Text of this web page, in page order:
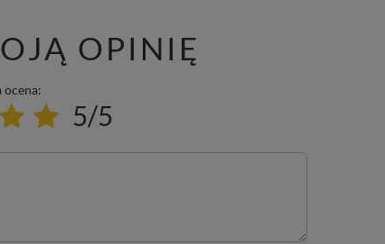
OPINIĘ
ocena:
5/5